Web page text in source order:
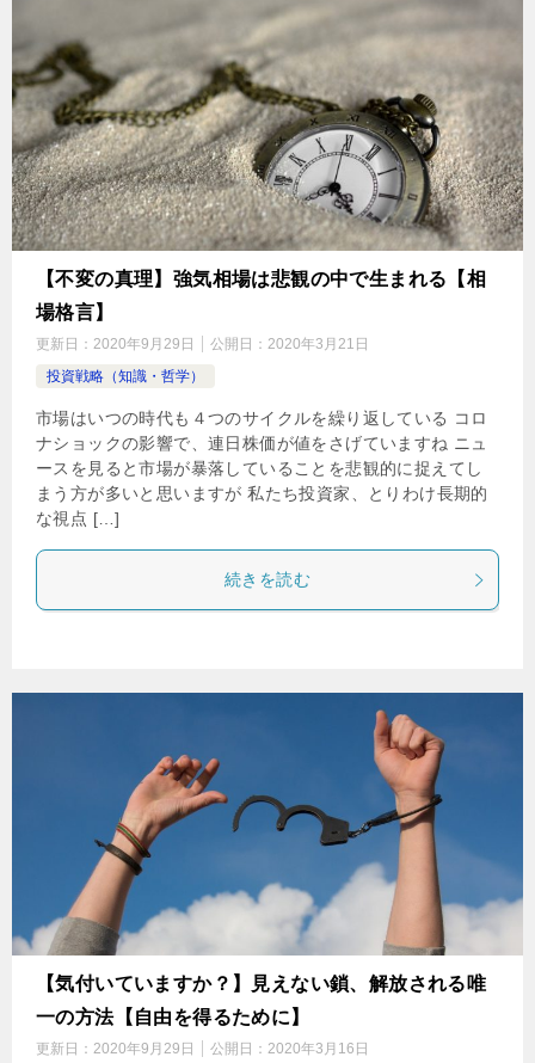
【不変の真理】強気相場は悲観の中で生まれる【相
場格言】
更新日： 2020年9月29日 公開日： 2020年3月21日
投資戦略（知識・哲学）
市場はいつの時代も４つのサイクルを繰り返している コロ
ナショックの影響で、連日株価が値をさげていますね ニュ
ースを見ると市場が暴落していることを悲観的に捉えてし
まう方が多いと思いますが 私たち投資家、とりわけ長期的
な視点 […]
続きを読む
【気付いていますか？】見えない鎖、解放される唯
一の方法【自由を得るために】
更新日： 2020年9月29日 公開日： 2020年3月16日